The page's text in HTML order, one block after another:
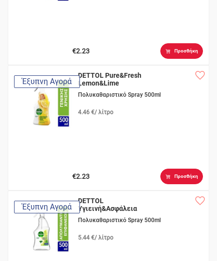
€2.23 Προσθήκη
Έξυπνη Αγορά
DETTOL Pure&Fresh
Lemon&Lime
Πολυκαθαριστικό Spray 500ml
4.46 €/ λίτρο
€2.23 Προσθήκη
Έξυπνη Αγορά
DETTOL
Υγιεινή&Ασφάλεια
Mint&Lime
Πολυκαθαριστικό Spray 500ml
5.44 €/ λίτρο